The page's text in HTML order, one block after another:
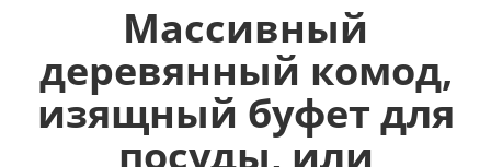
Массивный
деревянный комод,
изящный буфет для
посуды, или